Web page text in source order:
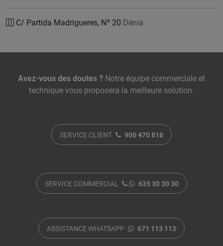
C/ Partida Madrigueres, Nº 20 Dénia
Avez-vous des doutes ? Notre équipe commerciale et
technique vous proposera la meilleure solution.
SERVICE CLIENT 900 470 818
SERVICE COMMERCIAL 635 30 30 30
ASSISTANCE WHATSAPP 671 113 113